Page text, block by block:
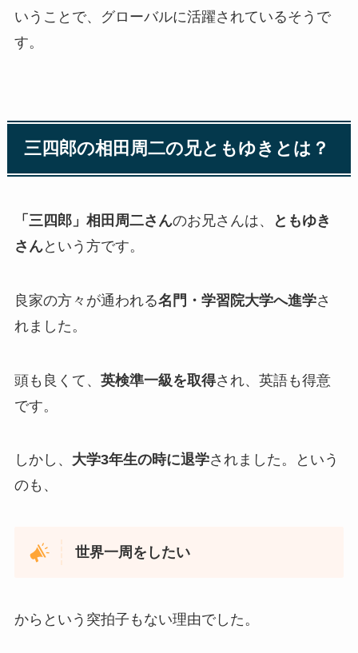
いうことで、グローバルに活躍されているそうで
す。
三四郎の相田周二の兄ともゆきとは？
「三四郎」相田周二さんのお兄さんは、
ともゆき
さんという方です。
良家の方々が通われる名門・学習院大学へ進学さ
れました。
頭も良くて、 英検準一級を取得され、英語も得意
です。
しかし、 大学3年生の時に退学されました。という
のも、
世界一周をしたい
からという突拍子もない理由でした。